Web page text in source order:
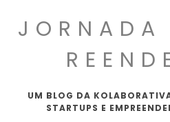
JORNADA
UM BLOG DA
STARTUPS E